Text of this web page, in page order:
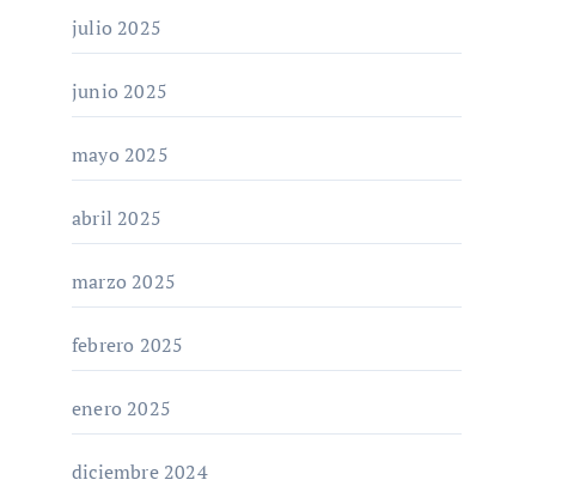
julio 2025
junio 2025
mayo 2025
abril 2025
marzo 2025
febrero 2025
enero 2025
diciembre 2024